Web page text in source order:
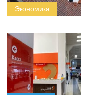
Экономика